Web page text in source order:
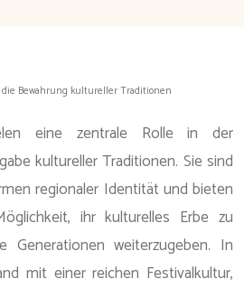
Bewahrung kultureller Traditionen
eine zentrale Rolle in der
kultureller Traditionen. Sie sind
regionaler Identität und bieten
ihr kulturelles Erbe zu
weiterzugeben. In
mit einer reichen Festivalkultur,